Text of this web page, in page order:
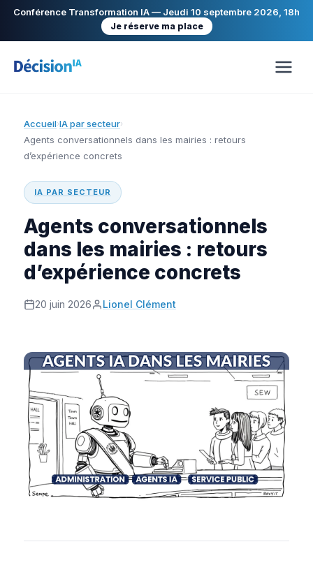
Conférence Transformation IA — Jeudi 10 septembre 2026, 18h
Je réserve ma place
Accueil›IA par secteur›
Agents conversationnels dans les mairies : retours
d’expérience concrets
IA PAR SECTEUR
Agents conversationnels
dans les mairies : retours
d’expérience concrets
20 juin 2026 Lionel Clément